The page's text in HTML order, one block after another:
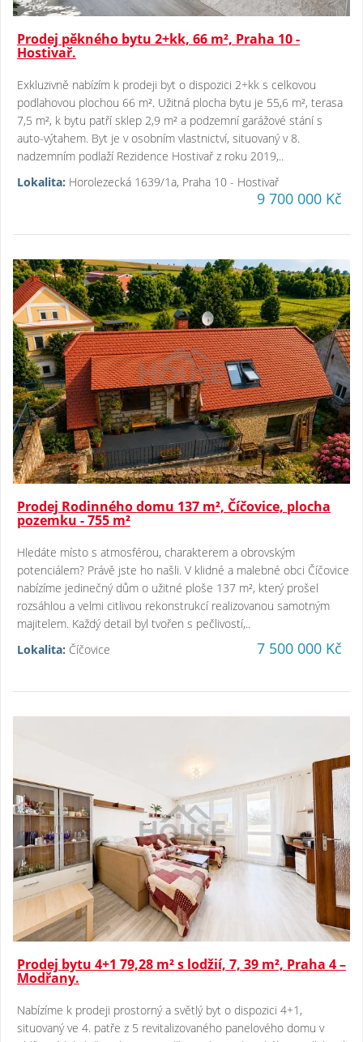
Prodej pěkného bytu 2+kk, 66 m², Praha 10 -
Hostivař.
Exkluzivně nabízím k prodeji byt o dispozici 2+kk s celkovou
podlahovou plochou 66 m². Užitná plocha bytu je 55,6 m², terasa
7,5 m², k bytu patří sklep 2,9 m² a podzemní garážové stání s
auto-výtahem. Byt je v osobním vlastnictví, situovaný v 8.
nadzemním podlaží Rezidence Hostivař z roku 2019,..
Lokalita: Horolezecká 1639/1a, Praha 10 - Hostivař
9 700 000 Kč
Prodej Rodinného domu 137 m², Číčovice, plocha
pozemku - 755 m²
Hledáte místo s atmosférou, charakterem a obrovským
potenciálem? Právě jste ho našli. V klidné a malebné obci Číčovice
nabízíme jedinečný dům o užitné ploše 137 m², který prošel
rozsáhlou a velmi citlivou rekonstrukcí realizovanou samotným
majitelem. Každý detail byl tvořen s pečlivostí,..
Lokalita: Číčovice 7 500 000 Kč
Prodej bytu 4+1 79,28 m² s lodžií, 7, 39 m², Praha 4 –
Modřany.
Nabízíme k prodeji prostorný a světlý byt o dispozici 4+1,
situovaný ve 4. patře z 5 revitalizovaného panelového domu v